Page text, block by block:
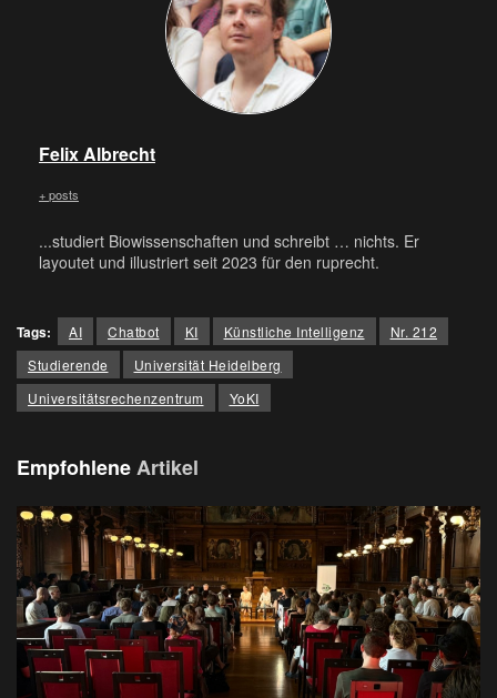
Felix Albrecht
+ posts
...studiert Biowissenschaften und schreibt … nichts. Er
layoutet und illustriert seit 2023 für den ruprecht.
Tags: AI Chatbot KI Künstliche Intelligenz
Nr. 212
Studierende
Universität Heidelberg
Universitätsrechenzentrum
YoKI
EmpfohleneArtikel